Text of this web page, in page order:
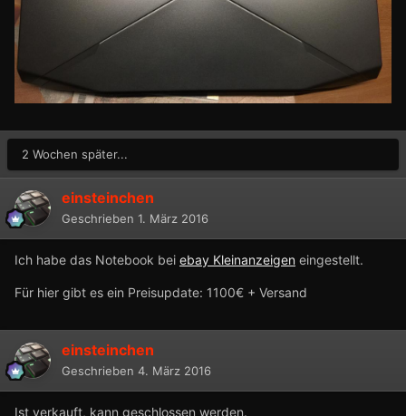
2 Wochen später...
einsteinchen
Geschrieben 1. März 2016
Ich habe das Notebook bei ebay Kleinanzeigen eingestellt.
Für hier gibt es ein Preisupdate: 1100€ + Versand
einsteinchen
Geschrieben 4. März 2016
Ist verkauft, kann geschlossen werden.